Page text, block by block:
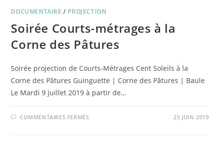
DOCUMENTAIRE / PROJECTION
Soirée Courts-métrages à la
Corne des Pâtures
Soirée projection de Courts-Métrages Cent Soleils à la
Corne des Pâtures Guinguette | Corne des Pâtures | Baule
Le Mardi 9 juillet 2019 à partir de…
COMMENTAIRES FERMÉSSUR 25 JUIN 2019